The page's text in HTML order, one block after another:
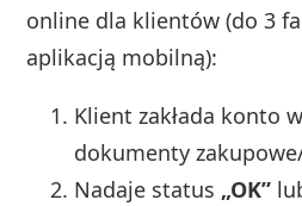
online dla klientów (do 3
aplikacją mobilną):
Klient zakłada konto
dokumenty
Nadaje status „OK”